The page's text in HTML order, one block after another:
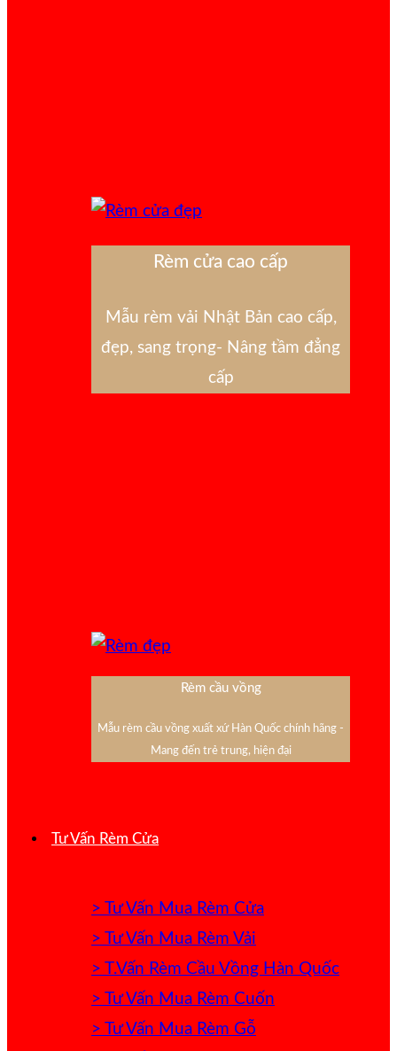
Rèm cửa cao cấp
Mẫu rèm vải Nhật Bản cao cấp,
đẹp, sang trọng- Nâng tầm đẳng
cấp
Rèm cầu vồng
Mẫu rèm cầu vồng xuất xứ Hàn Quốc chính hãng -
Mang đến trẻ trung, hiện đại
Tư Vấn Rèm Cửa
> Tư Vấn Mua Rèm Cửa
> Tư Vấn Mua Rèm Vải
> T.Vấn Rèm Cầu Vồng Hàn Quốc
> Tư Vấn Mua Rèm Cuốn
> Tư Vấn Mua Rèm Gỗ